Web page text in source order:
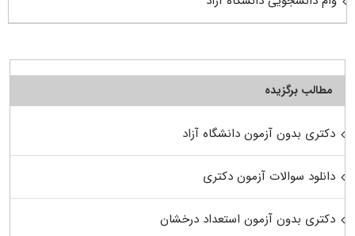
مطالب برگزیده
دکتری بدون آزمون دانشگاه آزاد
دانلود سوالات آزمون دکتری
دکتری بدون آزمون استعداد درخشان